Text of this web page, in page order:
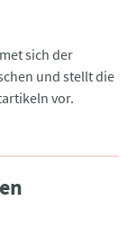
sich der
und stellt die
vor.